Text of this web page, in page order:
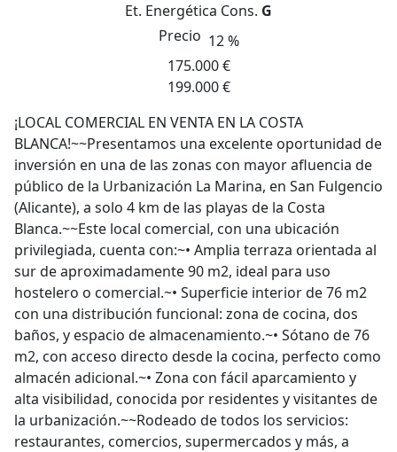
Et. Energética Cons. G
Precio 12 %
175.000 €
199.000 €
¡LOCAL COMERCIAL EN VENTA EN LA COSTA
BLANCA!~~Presentamos una excelente oportunidad de
inversión en una de las zonas con mayor afluencia de
público de la Urbanización La Marina, en San Fulgencio
(Alicante), a solo 4 km de las playas de la Costa
Blanca.~~Este local comercial, con una ubicación
privilegiada, cuenta con:~• Amplia terraza orientada al
sur de aproximadamente 90 m2, ideal para uso
hostelero o comercial.~• Superficie interior de 76 m2
con una distribución funcional: zona de cocina, dos
baños, y espacio de almacenamiento.~• Sótano de 76
m2, con acceso directo desde la cocina, perfecto como
almacén adicional.~• Zona con fácil aparcamiento y
alta visibilidad, conocida por residentes y visitantes de
la urbanización.~~Rodeado de todos los servicios:
restaurantes, comercios, supermercados y más, a